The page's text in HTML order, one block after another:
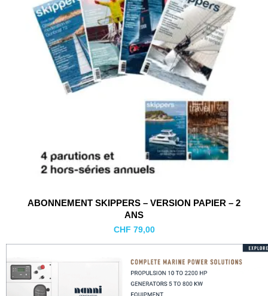
AJOUTER AU PANIER
ABONNEMENT SKIPPERS – VERSION PAPIER – 2
ANS
CHF 79,00